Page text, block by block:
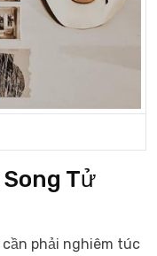
Tử
phải nghiêm túc